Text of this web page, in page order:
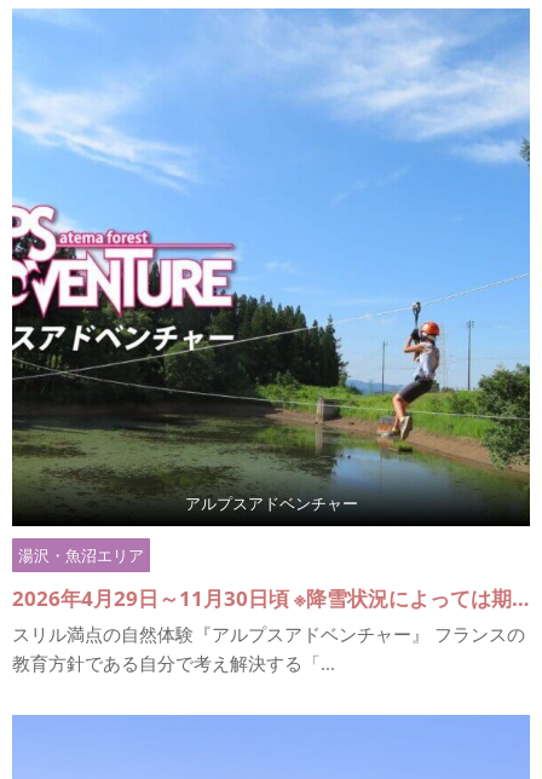
アルプスアドベンチャー
湯沢・魚沼エリア
2026年4月29日～11月30日頃 ※降雪状況によっては期間が短縮される場合がございます。 ※【ベーシックコース】【チャンピオンコース】は、GW（4月29日～5月10日)・夏休みシーズン(7月18日～8月31日)以外は土日祝日のみの営業です。【ツリーネットコース】は平日も受け付けております。
スリル満点の自然体験『アルプスアドベンチャー』 フランスの
教育方針である自分で考え解決する「...